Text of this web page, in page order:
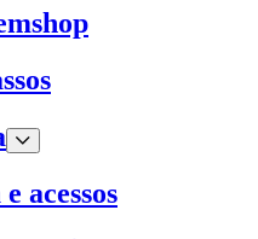
acessos